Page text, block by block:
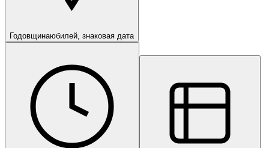
Годовщинаюбилей, знаковая дата